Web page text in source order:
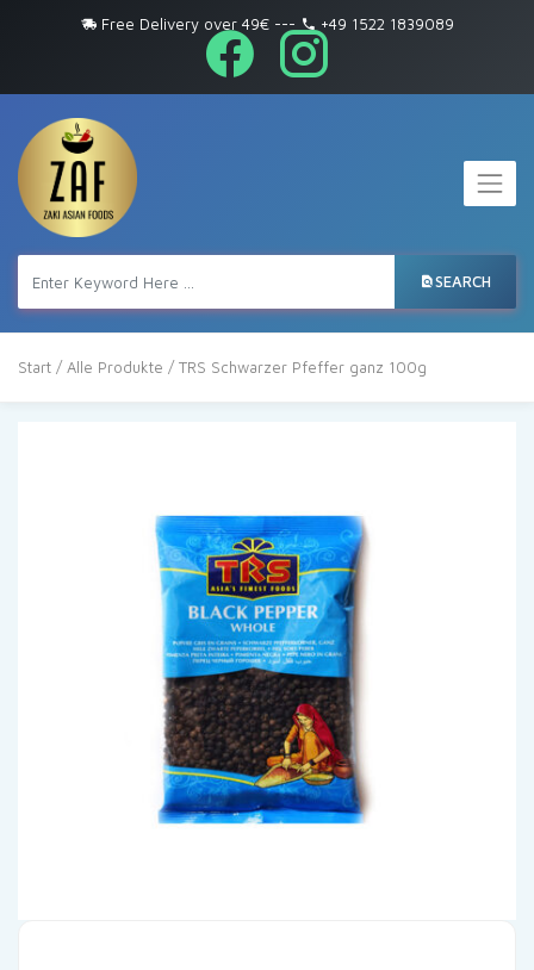
Free Delivery over 49€--- +49 1522 1839089
SEARCH
Start / Alle Produkte / TRS Schwarzer Pfeffer ganz 100g